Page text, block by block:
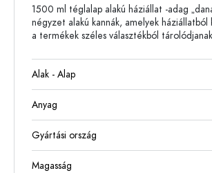
1500 ml téglalap alakú háziállat -adag
négyzet alakú kannák, amelyek háziállatból
a termékek széles választékból
Alak - Alap
Anyag
Gyártási ország
Magasság